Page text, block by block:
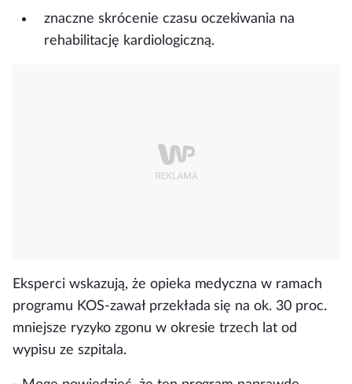
znaczne skrócenie czasu oczekiwania na
rehabilitację kardiologiczną.
Eksperci wskazują, że opieka medyczna w ramach
programu KOS-zawał przekłada się na ok. 30 proc.
mniejsze ryzyko zgonu w okresie trzech lat od
wypisu ze szpitala.